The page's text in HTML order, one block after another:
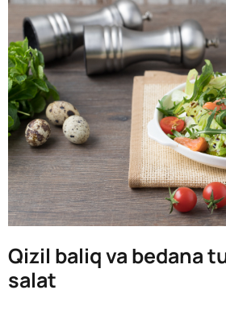
Qizil baliq va bedana
salat